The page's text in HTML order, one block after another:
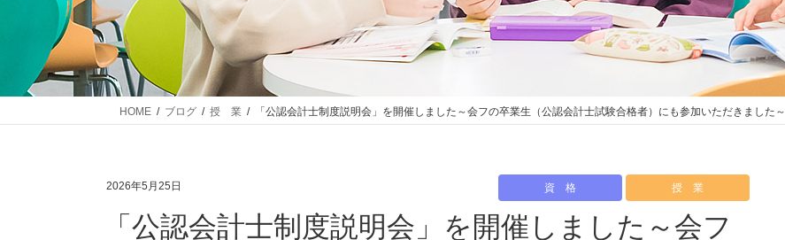
HOME ブログ 授 業 「公認会計士制度説明会」を開催しました～会フの卒業生（公認会計士試験合格者）にも参加いただきました～
2026年5月25日 授 業
資 格
「公認会計士制度説明会」を開催しました～会フ